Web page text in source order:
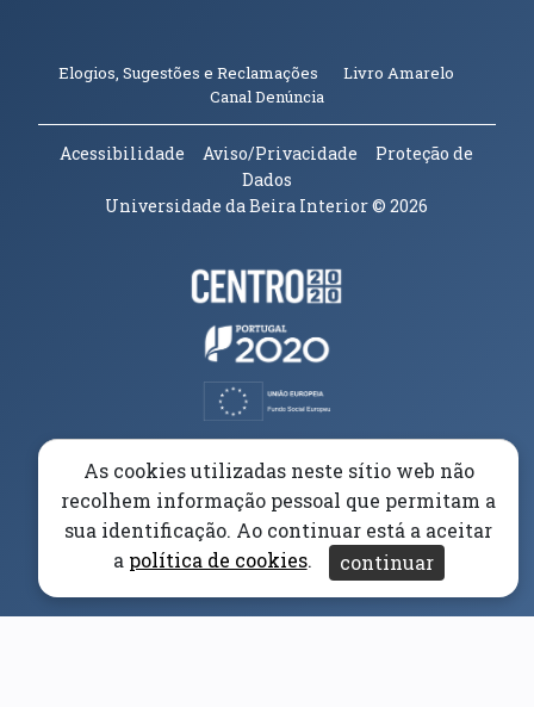
Elogios, Sugestões e Reclamações Livro Amarelo
Canal Denúncia(abre em nova janela)
Acessibilidade Aviso/Privacidade
Proteção de
Dados
Universidade da Beira Interior© 2026
Parceiros e Financiadores
(abre em nova janela)
(abre em nova janela)
As cookies utilizadas neste sítio web não
recolhem informação pessoal que permitam a
sua identificação. Ao continuar está a aceitar
a política de cookies. continuar